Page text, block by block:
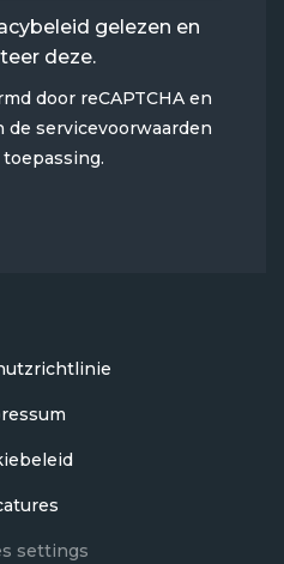
gelezen en
deze.
door reCAPTCHA en
de servicevoorwaarden
settings